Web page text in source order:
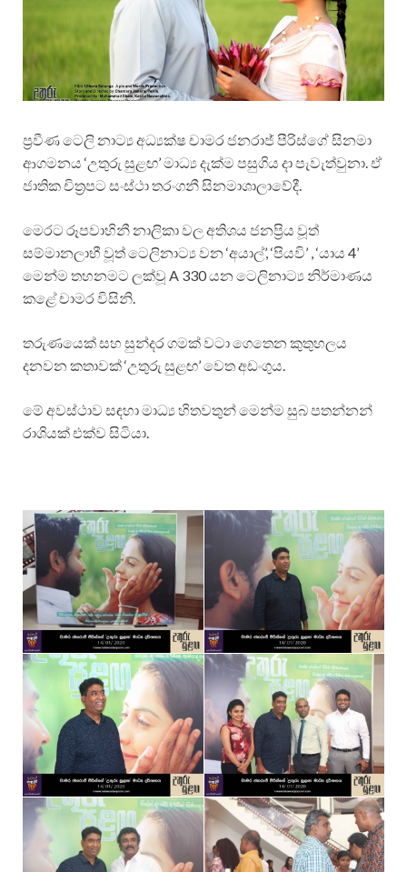
ප්‍රවීණ ටෙලි නාට්‍ය අධ්‍යක්ෂ චාමර ජනරාජ් පීරිස්ගේ සිනමා
ආගමනය ‘උතුරු සුළඟ’ මාධ්‍ය දැක්ම පසුගිය දා පැවැත්වුනා. ඒ
ජාතික චිත්‍රපට සංස්ථා තරංගනී සිනමාශාලාවේදී.
මෙරට රූපවාහිනී නාලිකා වල අතිශය ජනප්‍රිය වූත්
සම්මානලාභී වූත් ටෙලිනාට්‍ය වන ‘අයාල්’, ‘පියවි’ , ‘යාය 4’
මෙන්ම තහනමට ලක්වූ A 330 යන ටෙලිනාට්‍ය නිර්මාණය
කළේ චාමර විසිනි.
තරුණයෙක් සහ සුන්දර ගමක් වටා ගෙතෙන කුතුහලය
දනවන කතාවක් ‘උතුරු සුළඟ’ වෙත අඩංගුය.
මේ අවස්ථාව සඳහා මාධ්‍ය හිතවතුන් මෙන්ම සුබ පතන්නන්
රාශියක් එක්ව සිටියා.